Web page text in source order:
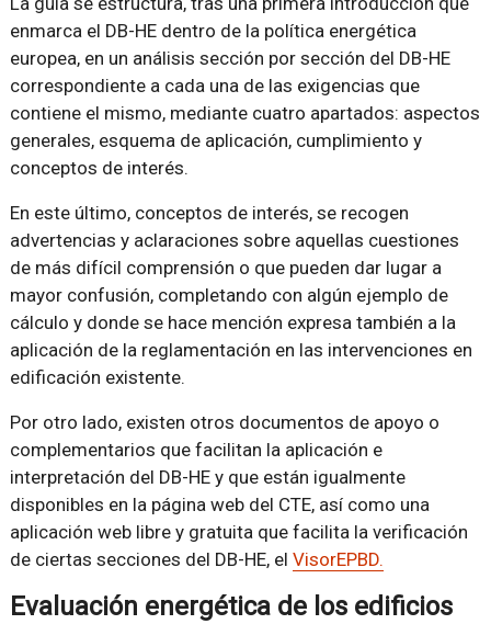
enmarca el DB-HE dentro de la política energética
europea, en un análisis sección por sección del DB-HE
correspondiente a cada una de las exigencias que
contiene el mismo, mediante cuatro apartados: aspectos
generales, esquema de aplicación, cumplimiento y
conceptos de interés.
En este último, conceptos de interés, se recogen
advertencias y aclaraciones sobre aquellas cuestiones
de más difícil comprensión o que pueden dar lugar a
mayor confusión, completando con algún ejemplo de
cálculo y donde se hace mención expresa también a la
aplicación de la reglamentación en las intervenciones en
edificación existente.
Por otro lado, existen otros documentos de apoyo o
complementarios que facilitan la aplicación e
interpretación del DB-HE y que están igualmente
disponibles en la página web del CTE, así como una
aplicación web libre y gratuita que facilita la verificación
de ciertas secciones del DB-HE, el VisorEPBD.
Evaluación energética de los edificios